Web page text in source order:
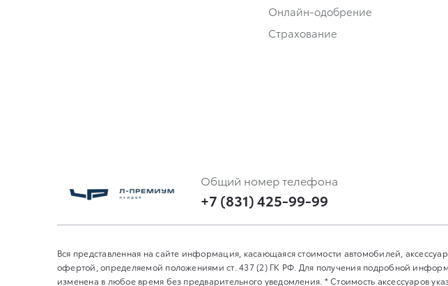
Онлайн-одобрение
Страхование
Общий номер телефона
+7 (831) 425-99-99
Вся представленная на сайте информация, касающаяся стоимости автомобилей,
офертой, определяемой положениями ст. 437 (2) ГК РФ. Для получения подробной
изменена в любое время без предварительного уведомления. * Стоимость аксессуаров